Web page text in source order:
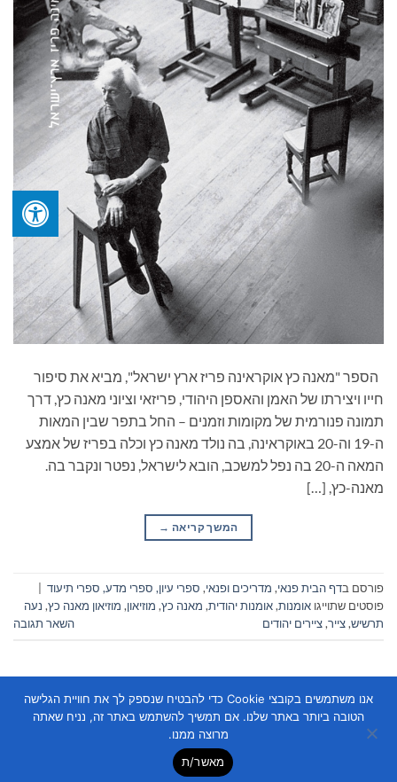
הספר "מאנה כץ אוקראינה פריז ארץ ישראל", מביא את סיפור
חייו ויצירתו של האמן והאספן היהודי, פריזאי וציוני מאנה כץ, דרך
תמונה פנורמית של מקומות וזמנים – החל בתפר שבין המאות
ה-19 וה-20 באוקראינה, בה נולד מאנה כץ וכלה בפריז של אמצע
המאה ה-20 בה נפל למשכב, הובא לישראל, נפטר ונקבר בה.
מאנה-כץ, […]
המשך קריאה →
פורסם בדף הבית פנאי, מדריכים ופנאי, ספרי עיון, ספרי מדע, ספרי תיעוד
פוסטים שתוייגו אומנות,אומנות יהודית, מאנה כץ, מוזיאון, מוזיאון מאנה כץ, נעה
תרשיש,צייר,ציירים יהודים השאר תגובה
Copyright 2026 ©Flatsome Theme
אנו משתמשים בקובצי Cookie כדי להבטיח שנספק לך את חוויית הגלישה
הטובה ביותר באתר שלנו. אם תמשיך להשתמש באתר זה, נניח שאתה
מרוצה ממנו.
מאשר/ת